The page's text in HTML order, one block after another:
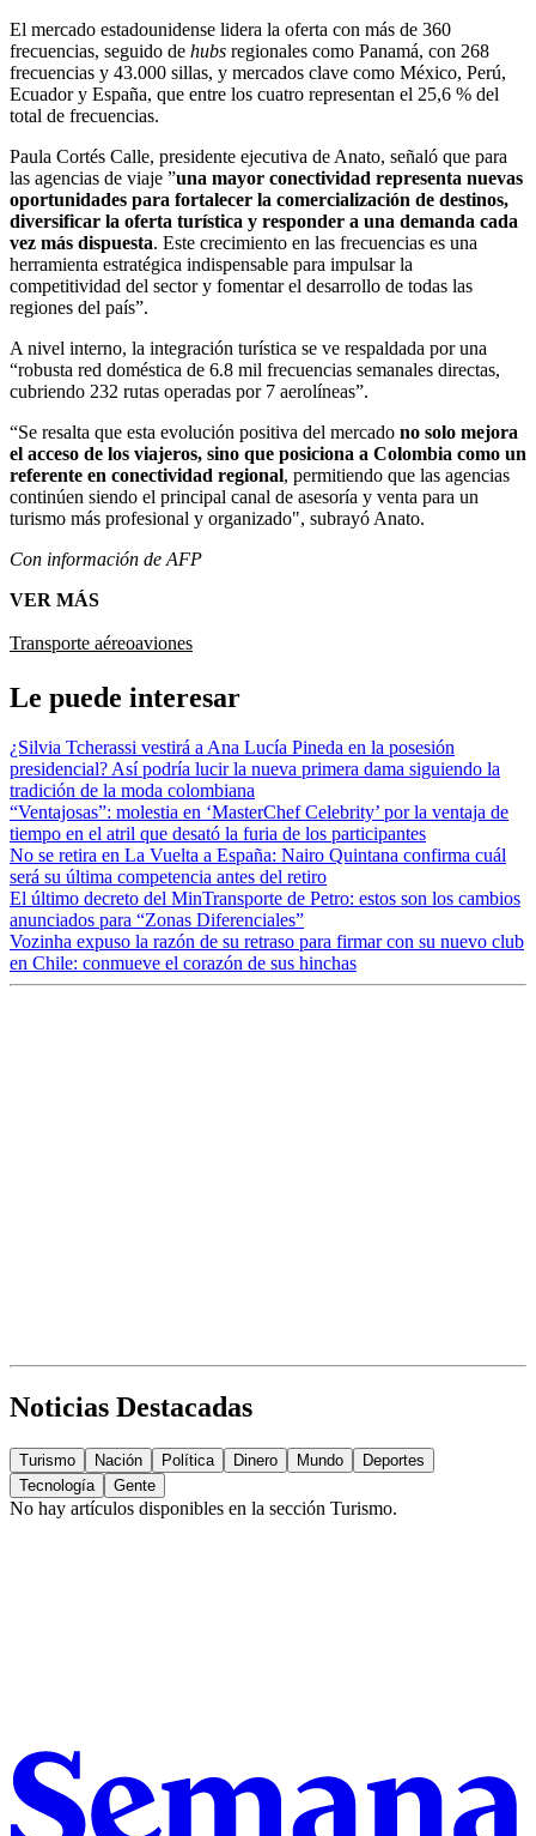
El mercado estadounidense lidera la oferta con más de 360
frecuencias, seguido de hubs regionales como Panamá, con 268
frecuencias y 43.000 sillas, y mercados clave como México, Perú,
Ecuador y España, que entre los cuatro representan el 25,6 % del
total de frecuencias.
Paula Cortés Calle, presidente ejecutiva de Anato, señaló que para
las agencias de viaje ”una mayor conectividad representa nuevas
oportunidades para fortalecer la comercialización de destinos,
diversificar la oferta turística y responder a una demanda cada
vez más dispuesta. Este crecimiento en las frecuencias es una
herramienta estratégica indispensable para impulsar la
competitividad del sector y fomentar el desarrollo de todas las
regiones del país”.
A nivel interno, la integración turística se ve respaldada por una
“robusta red doméstica de 6.8 mil frecuencias semanales directas,
cubriendo 232 rutas operadas por 7 aerolíneas”.
“Se resalta que esta evolución positiva del mercado no solo mejora
el acceso de los viajeros, sino que posiciona a Colombia como un
referente en conectividad regional, permitiendo que las agencias
continúen siendo el principal canal de asesoría y venta para un
turismo más profesional y organizado", subrayó Anato.
Con información de AFP
VER MÁS
Transporte aéreoaviones
Le puede interesar
¿Silvia Tcherassi vestirá a Ana Lucía Pineda en la posesión
presidencial? Así podría lucir la nueva primera dama siguiendo la
tradición de la moda colombiana
“Ventajosas”: molestia en ‘MasterChef Celebrity’ por la ventaja de
tiempo en el atril que desató la furia de los participantes
No se retira en La Vuelta a España: Nairo Quintana confirma cuál
será su última competencia antes del retiro
El último decreto del MinTransporte de Petro: estos son los cambios
anunciados para “Zonas Diferenciales”
Vozinha expuso la razón de su retraso para firmar con su nuevo club
en Chile: conmueve el corazón de sus hinchas
Noticias Destacadas
Turismo Nación Política Dinero Mundo
Deportes
Tecnología
Gente
No hay artículos disponibles en la sección Turismo.